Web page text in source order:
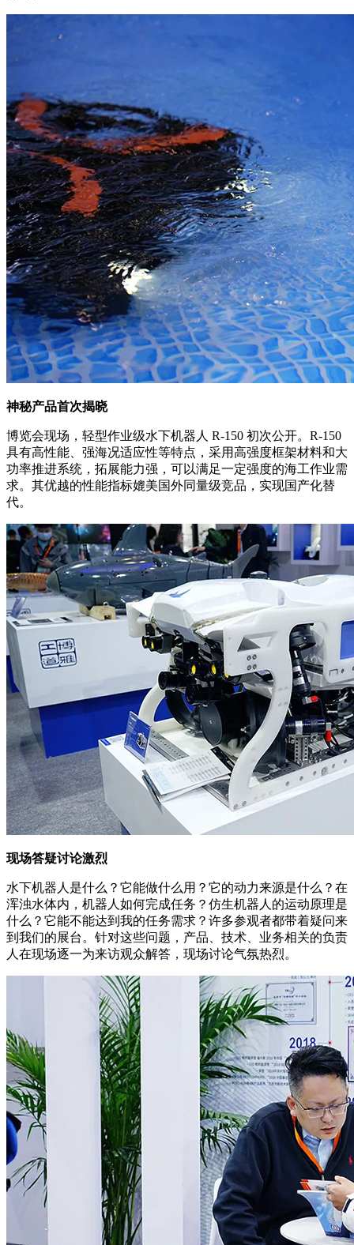
神秘产品首次揭晓
博览会现场，轻型作业级水下机器人 R-150 初次公开。R-150
具有高性能、强海况适应性等特点，采用高强度框架材料和大
功率推进系统，拓展能力强，可以满足一定强度的海工作业需
求。其优越的性能指标媲美国外同量级竞品，实现国产化替
代。
现场答疑讨论激烈
水下机器人是什么？它能做什么用？它的动力来源是什么？在
浑浊水体内，机器人如何完成任务？仿生机器人的运动原理是
什么？它能不能达到我的任务需求？许多参观者都带着疑问来
到我们的展台。针对这些问题，产品、技术、业务相关的负责
人在现场逐一为来访观众解答，现场讨论气氛热烈。